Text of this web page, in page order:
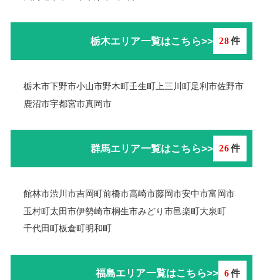
栃木エリア一覧はこちら>> 28件
栃木市下野市小山市野木町壬生町 上三川町足利市佐野市
鹿沼市宇都宮市真岡市
群馬エリア一覧はこちら>> 26件
館林市渋川市吉岡町前橋市高崎市藤岡市安中市富岡市
玉村町太田市伊勢崎市桐生市みどり市邑楽町大泉町
千代田町板倉町明和町
福島エリア一覧はこちら>> 6件